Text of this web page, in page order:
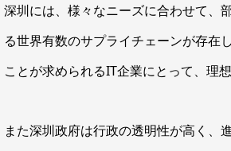
深圳には、様々なニーズに合わせて、
る世界有数のサプライチェーンが存在
ことが求められるIT企業にとって、理
また深圳政府は行政の透明性が高く、